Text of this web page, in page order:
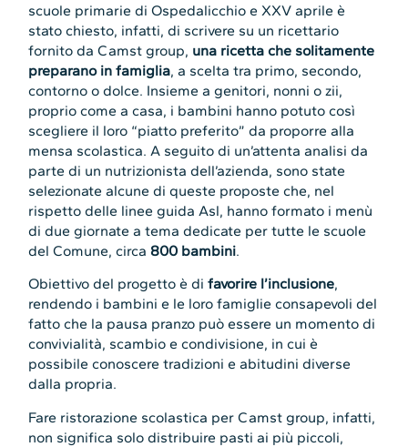
scuole primarie di Ospedalicchio e XXV aprile è
stato chiesto, infatti, di scrivere su un ricettario
fornito da Camst group, una ricetta che solitamente
preparano in famiglia, a scelta tra primo, secondo,
contorno o dolce. Insieme a genitori, nonni o zii,
proprio come a casa, i bambini hanno potuto così
scegliere il loro “piatto preferito” da proporre alla
mensa scolastica. A seguito di un’attenta analisi da
parte di un nutrizionista dell’azienda, sono state
selezionate alcune di queste proposte che, nel
rispetto delle linee guida Asl, hanno formato i menù
di due giornate a tema dedicate per tutte le scuole
del Comune, circa800 bambini.
Obiettivo del progetto è difavorire l’inclusione,
rendendo i bambini e le loro famiglie consapevoli del
fatto che la pausa pranzo può essere un momento di
convivialità, scambio e condivisione, in cui è
possibile conoscere tradizioni e abitudini diverse
dalla propria.
Fare ristorazione scolastica per Camst group, infatti,
non significa solo distribuire pasti ai più piccoli,